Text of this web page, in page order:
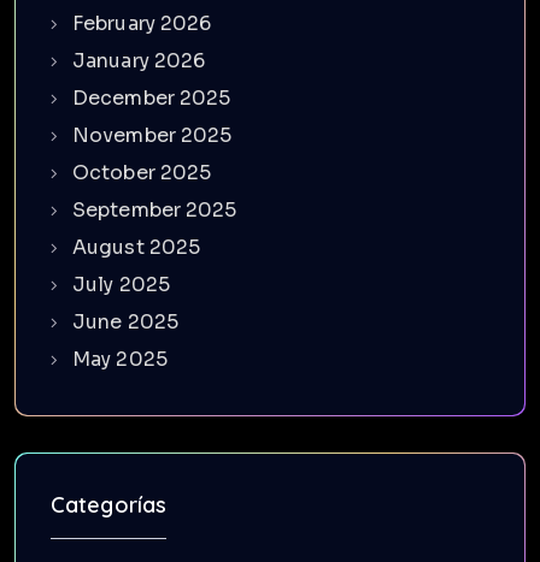
February 2026
January 2026
December 2025
November 2025
October 2025
September 2025
August 2025
July 2025
June 2025
May 2025
Categorías